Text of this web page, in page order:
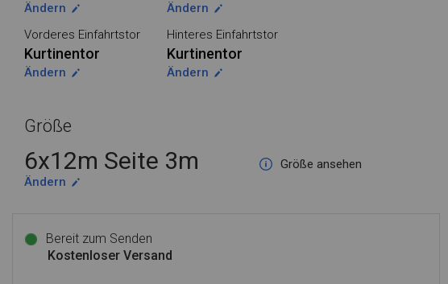
Ändern
Ändern
Vorderes Einfahrtstor
Kurtinentor
Ändern
Hinteres Einfahrtstor
Kurtinentor
Ändern
Größe
6x12m Seite 3m
Größe ansehen
Ändern
Bereit zum Senden
Kostenloser Versand